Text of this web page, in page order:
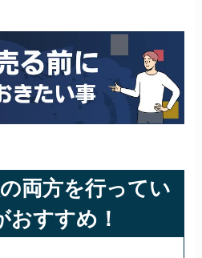
両方を行ってい
おすすめ！